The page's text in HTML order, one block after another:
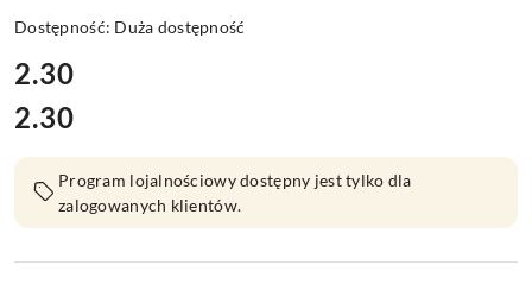
Dostępność: Duża dostępność
cena:
2.30
Cena:
2.30
Program lojalnościowy dostępny jest tylko dla
zalogowanych klientów.